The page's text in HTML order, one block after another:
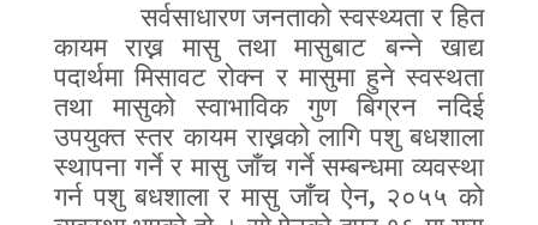
सर्वसाधारण जनताको स्वस्थ्यता र हित
कायम राख्न मासु तथा मासुबाट बन्ने खाद्य
पदार्थमा मिसावट रोक्न र मासुमा हुने स्वस्थता
तथा मासुको स्वाभाविक गुण बिग्रन नदिई
उपयुक्त स्तर कायम राख्नको लागि पशु बधशाला
स्थापना गर्ने र मासु जाँच गर्ने सम्बन्धमा व्यवस्था
गर्न पशु बधशाला र मासु जाँच ऐन, २०५५ को